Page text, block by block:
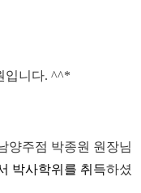
입니다. ^^*
양주점 박종원 원장님
박사학위를 취득하셨